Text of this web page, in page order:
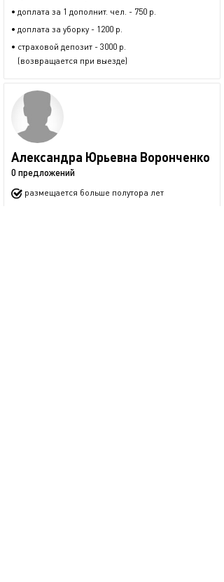
• доплата за 1 дополнит. чел. - 750 р.
• доплата за уборку - 1200 р.
• страховой депозит - 3000 р.
(возвращается при выезде)
Александра Юрьевна Воронченко
0 предложений
размещается больше полутора лет